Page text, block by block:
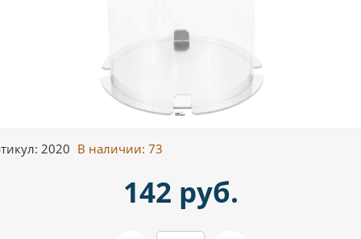
2020 В наличии: 73
142 руб.